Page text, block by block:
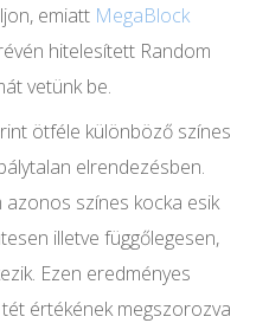
emiatt MegaBlock
hitelesített Random
vetünk be.
ötféle különböző színes
elrendezésben.
színes kocka esik
illetve függőlegesen,
Ezen eredményes
értékének megszorozva